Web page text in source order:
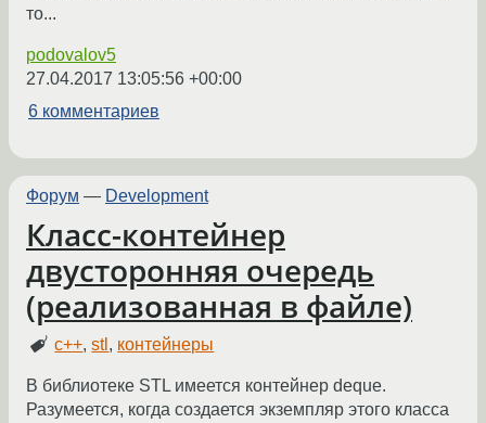
то...
podovalov5
27.04.2017 13:05:56 +00:00
6 комментариев
Форум — Development
Класс-контейнер
двусторонняя очередь
(реализованная в файле)
c++,stl , контейнеры
В библиотеке STL имеется контейнер deque.
Разумеется, когда создается экземпляр этого класса